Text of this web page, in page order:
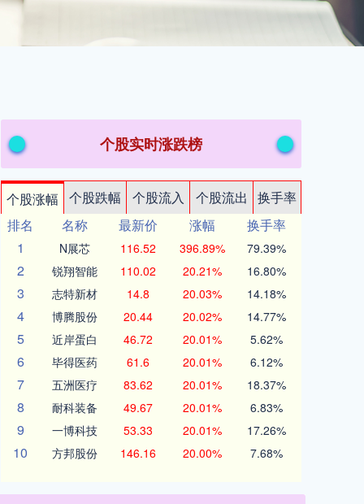
个股实时涨跌榜
个股涨幅 个股跌幅 个股流入 个股流出
换手率
排名
名称 最新价 涨幅
换手率
1
N展芯 116.52 396.89% 79.39%
2 锐翔智能 110.02 20.21% 16.80%
3 志特新材 14.8 20.03% 14.18%
4 博腾股份 20.44 20.02% 14.77%
5 近岸蛋白 46.72 20.01% 5.62%
6 毕得医药 61.6 20.01% 6.12%
7 五洲医疗 83.62 20.01% 18.37%
8 耐科装备 49.67 20.01% 6.83%
9 一博科技 53.33 20.01% 17.26%
10 方邦股份 146.16 20.00% 7.68%